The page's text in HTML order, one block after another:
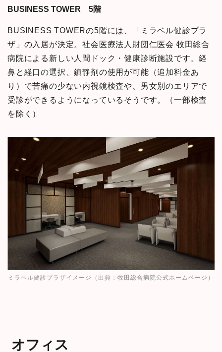
BUSINESS TOWER 5階
BUSINESS TOWERの5階には、「ミラベル健診プラ
ザ」の入居が決定。社会医療法人財団仁医会 牧田総合
病院による新しい人間ドック・健康診断施設です。経
鼻と経口の選択、鎮静剤の使用が可能（追加料金あ
り）で苦痛の少ない内視鏡検査や、男女別のエリアで
受診ができるようになっているそうです。（一部検査
を除く）
ミラベル健診プラザイメージ（出典： 牧田総合病院公式ホームページ ）
オフィス